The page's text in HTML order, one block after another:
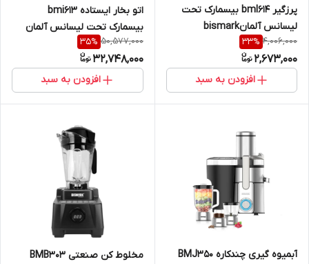
پرزگیر bml614 بیسمارک تحت
لیسانس آلمانbismark
4,006,000
33%
2,673,000
افزودن به سبد
اتو بخار ایستاده bmi613
بیسمارک تحت لیسانس آلمان
bismark
50,577,000
35%
32,748,000
افزودن به سبد
آبمیوه گیری چندکاره BMJ350
مخلوط کن صنعتی BMB303